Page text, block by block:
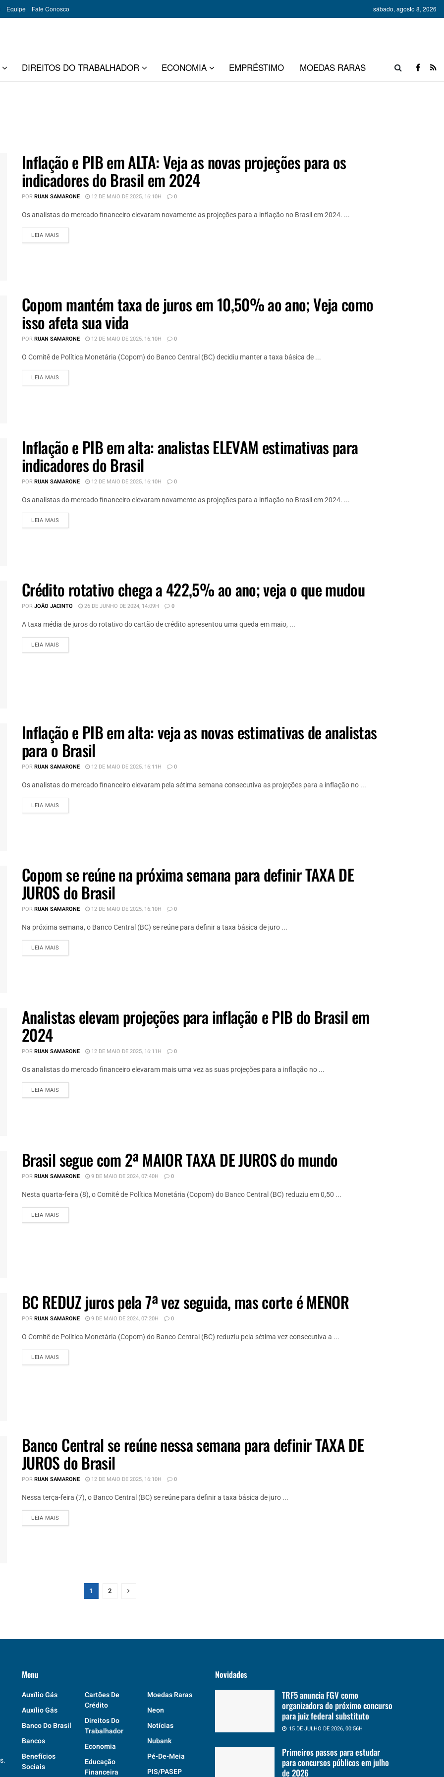
Equipe Fale Conosco sábado, agosto 8, 2026
DIREITOS DO TRABALHADOR ECONOMIA EMPRÉSTIMO MOEDAS RARAS
Inflação e PIB em ALTA: Veja as novas projeções para os
indicadores do Brasil em 2024
PORRUAN SAMARONE 12 DE MAIO DE 2025, 16:10H 0
Os analistas do mercado financeiro elevaram novamente as projeções para a inflação no Brasil em 2024. ...
LEIA MAIS
Copom mantém taxa de juros em 10,50% ao ano; Veja como
isso afeta sua vida
PORRUAN SAMARONE 12 DE MAIO DE 2025, 16:10H 0
O Comitê de Política Monetária (Copom) do Banco Central (BC) decidiu manter a taxa básica de ...
LEIA MAIS
Inflação e PIB em alta: analistas ELEVAM estimativas para
indicadores do Brasil
PORRUAN SAMARONE 12 DE MAIO DE 2025, 16:10H 0
Os analistas do mercado financeiro elevaram novamente as projeções para a inflação no Brasil em 2024. ...
LEIA MAIS
Crédito rotativo chega a 422,5% ao ano; veja o que mudou
PORJOÃO JACINTO 26 DE JUNHO DE 2024, 14:09H 0
A taxa média de juros do rotativo do cartão de crédito apresentou uma queda em maio, ...
LEIA MAIS
Inflação e PIB em alta: veja as novas estimativas de analistas
para o Brasil
PORRUAN SAMARONE 12 DE MAIO DE 2025, 16:11H 0
Os analistas do mercado financeiro elevaram pela sétima semana consecutiva as projeções para a inflação no ...
LEIA MAIS
Copom se reúne na próxima semana para definir TAXA DE
JUROS do Brasil
PORRUAN SAMARONE 12 DE MAIO DE 2025, 16:10H 0
Na próxima semana, o Banco Central (BC) se reúne para definir a taxa básica de juro ...
LEIA MAIS
Analistas elevam projeções para inflação e PIB do Brasil em
2024
PORRUAN SAMARONE 12 DE MAIO DE 2025, 16:11H 0
Os analistas do mercado financeiro elevaram mais uma vez as suas projeções para a inflação no ...
LEIA MAIS
Brasil segue com 2ª MAIOR TAXA DE JUROS do mundo
PORRUAN SAMARONE 9 DE MAIO DE 2024, 07:40H 0
Nesta quarta-feira (8), o Comitê de Política Monetária (Copom) do Banco Central (BC) reduziu em 0,50 ...
LEIA MAIS
BC REDUZ juros pela 7ª vez seguida, mas corte é MENOR
PORRUAN SAMARONE 9 DE MAIO DE 2024, 07:20H 0
O Comitê de Política Monetária (Copom) do Banco Central (BC) reduziu pela sétima vez consecutiva a ...
LEIA MAIS
Banco Central se reúne nessa semana para definir TAXA DE
JUROS do Brasil
PORRUAN SAMARONE 12 DE MAIO DE 2025, 16:10H 0
Nessa terça-feira (7), o Banco Central (BC) se reúne para definir a taxa básica de juro ...
LEIA MAIS
1 2
Menu
Auxílio Gás
Auxílio Gás
Banco Do Brasil
Bancos
Benefícios
Sociais
Cartões De
Crédito
Direitos Do
Trabalhador
Economia
Educação
Financeira
Moedas Raras
Neon
Notícias
Nubank
Pé-De-Meia
PIS/PASEP
Novidades
TRF5 anuncia FGV como
organizadora do próximo concurso
para juiz federal substituto
15 DE JULHO DE 2026, 00:56H
Primeiros passos para estudar
para concursos públicos em julho
de 2026